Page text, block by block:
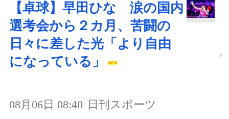
【卓球】早田ひな 涙の国内
選考会から２カ月、苦闘の
日々に差した光「より自由
になっている」
08月06日 08:40 日刊スポーツ